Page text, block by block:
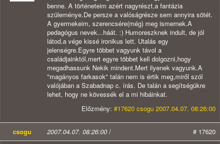
benne. A történeteim azért nagyrészt,a fantázia
szüleménye.De persze a valóságrésze sem annyira sötét.
A gyermekeim, szerencsére(még) meg ismernek.A
pedagógus nevek...háát. :) Humoreszknek indult, de jól
látod,a vége kissé ironikus lett. Utalás egy
jelenségre.Egyre többet vagyunk távol a
családjainktól,mert egyre többet kell dolgozni,hogy
megadhassunk Nekik mindent.Mert ilyenek vagyunk.A
"magányos farkasok" talán nem is értik meg,miről szól
valójában a Szabadnap c. írás. De talán a segítségükre
lehet, hogy ne kövessék el a mi hibáinkat.
Előzmény: #17620 csogu 2007.04.07. 08:26:00
csogu 2007.04.07. 08:26:00 /
# 17620